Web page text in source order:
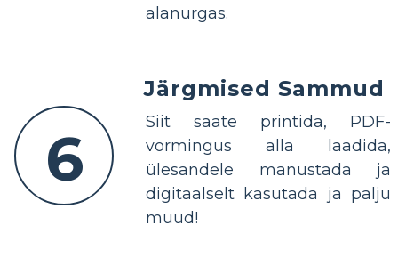
alanurgas.
6
Järgmised Sammud
Siit saate printida, PDF-
vormingus alla laadida,
ülesandele manustada ja
digitaalselt kasutada ja palju
muud!